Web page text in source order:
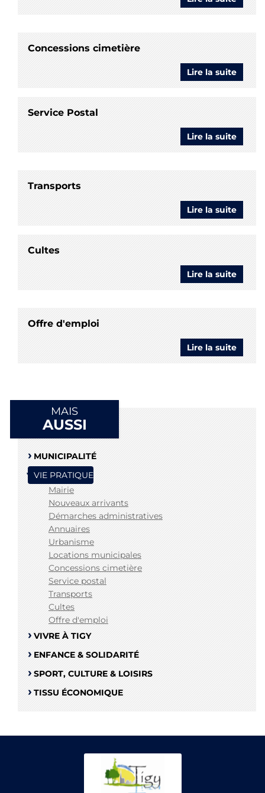
Concessions cimetière
Lire la suite de
Service Postal
Lire la suite de
Transports
Lire la suite de
Cultes
Lire la suite de
Cultes
Offre d'emploi
Lire la suite de
Offre
MAIS
AUSSI
MUNICIPALITÉ
VIE PRATIQUE
Mairie
Nouveaux arrivants
Démarches administratives
Annuaires
Urbanisme
Locations municipales
Concessions cimetière
Service postal
Transports
Cultes
Offre d'emploi
VIVRE À TIGY
ENFANCE & SOLIDARITÉ
SPORT, CULTURE & LOISIRS
TISSU ÉCONOMIQUE